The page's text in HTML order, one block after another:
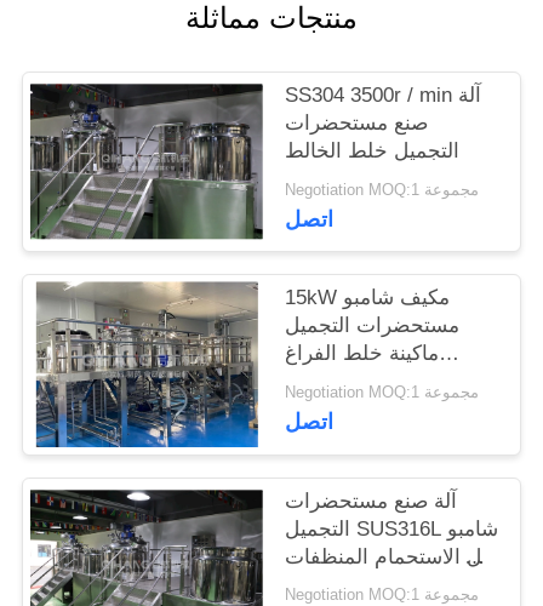
منتجات مماثلة
SS304 3500r / min آلة
صنع مستحضرات
التجميل خلط الخالط
Negotiation MOQ:1 مجموعة
اتصل
15kW مكيف شامبو
مستحضرات التجميل
ماكينة خلط الفراغ
الاستحلاب
Negotiation MOQ:1 مجموعة
اتصل
آلة صنع مستحضرات
التجميل SUS316L شامبو
جل الاستحمام المنظفات
مستحلب متجانسNegotiation MOQ:1 مجموعة